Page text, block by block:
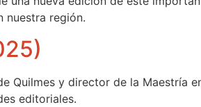
nuestra región.
Quilmes y director de la Maestría
editoriales.